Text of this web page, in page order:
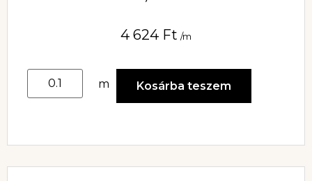
4 624 Ft /m
m Kosárba teszem